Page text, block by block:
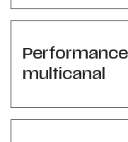
multicanal